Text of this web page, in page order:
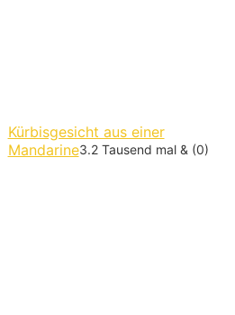
Kürbisgesicht aus einer
Mandarine3.2 Tausend mal & (0)